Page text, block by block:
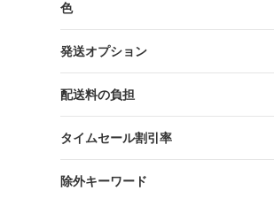
色
発送オプション
配送料の負担
タイムセール割引率
除外キーワード